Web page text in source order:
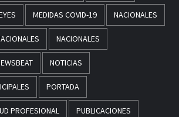
MEDIDAS COVID-19 NACIONALES
NACIONALES
NOTICIAS
PORTADA
PROFESIONAL PUBLICACIONES